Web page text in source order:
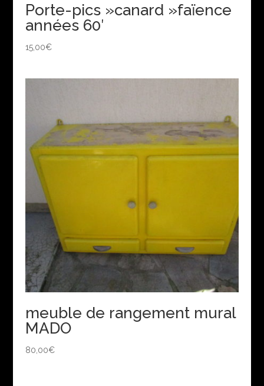
Porte-pics »canard »faïence
années 60′
15,00€
meuble de rangement mural
MADO
80,00€